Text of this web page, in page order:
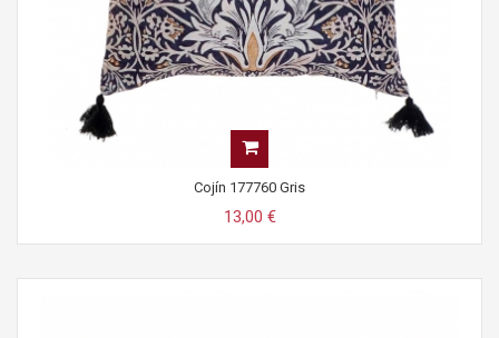
Cojín 177760 Gris
13,00 €